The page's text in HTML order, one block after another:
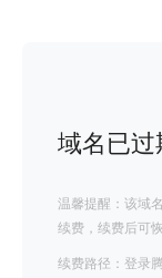
域名已过
温馨提醒：该域
续费，续费后可
续费路径：登录